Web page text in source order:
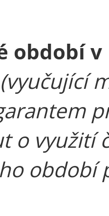
období
(vyučující
o využití
období